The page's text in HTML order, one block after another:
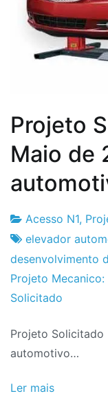
Projeto
Maio de
Fabrica
do
Projeto
20
de
Maio
de
Acesso N1,
elevador
desenvolvimento
Projeto
Solicitado
Projeto Solicitado
automotivo…
Ler mais